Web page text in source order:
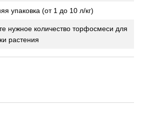
упаковка (от 1 до 10 л/кг)
нужное количество торфосмеси для
растения